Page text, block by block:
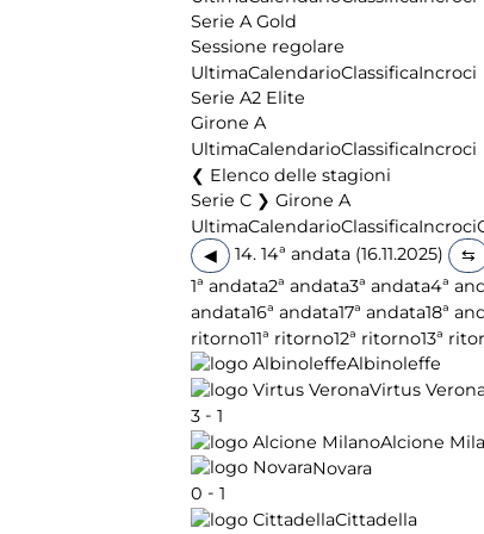
Serie A Gold
Sessione regolare
UltimaCalendarioClassificaIncroci
Serie A2 Elite
Girone A
UltimaCalendarioClassificaIncroci
Elenco delle stagioni
Serie C ❯ Girone A
UltimaCalendarioClassificaIncroci
◀
14. 14ª andata (16.11.2025)
1ª andata2ª andata3ª andata4ª
andata16ª andata17ª andata18ª
ritorno11ª ritorno12ª ritorno13ª
Albinoleffe
Virtus
3 - 1
Alcione
Novara
0 - 1
Cittadella